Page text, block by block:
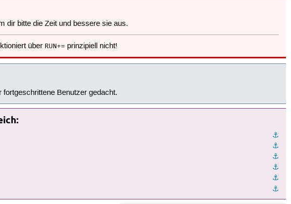
dir bitte die Zeit und bessere sie aus.
über RUN+= prinzipiell nicht!
Benutzer gedacht.
⚓︎
⚓︎
⚓︎
⚓︎
⚓︎
⚓︎